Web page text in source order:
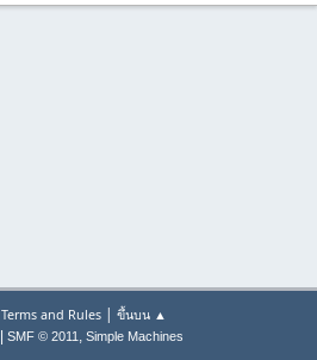
Terms and Rules| ขึ้นบน ▲
SMF © 2011, Simple Machines